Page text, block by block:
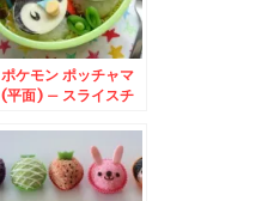
ポケモン ポッチャマ
(平面) – スライスチ
ターキャラ☆